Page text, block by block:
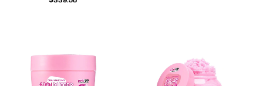
múltiples
múltiples
tiene
múltiples
tiene
múltiples